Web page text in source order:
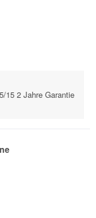
15 2 Jahre Garantie